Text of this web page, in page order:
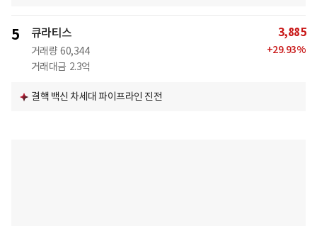
5 큐라티스
거래량 60,344
거래대금 2.3억
3,885
+29.93%
결핵 백신 차세대 파이프라인 진전